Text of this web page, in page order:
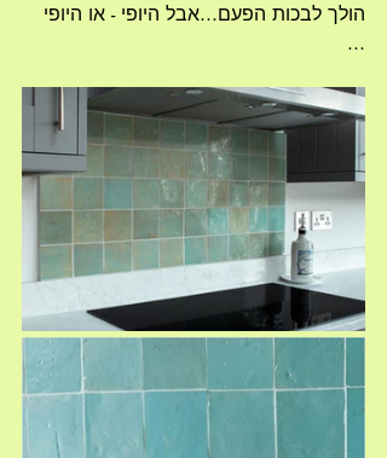
הולך לבכות הפעם...אבל היופי - או היופי
...